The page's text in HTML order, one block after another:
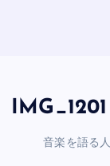
IMG_1201
音楽を語る人